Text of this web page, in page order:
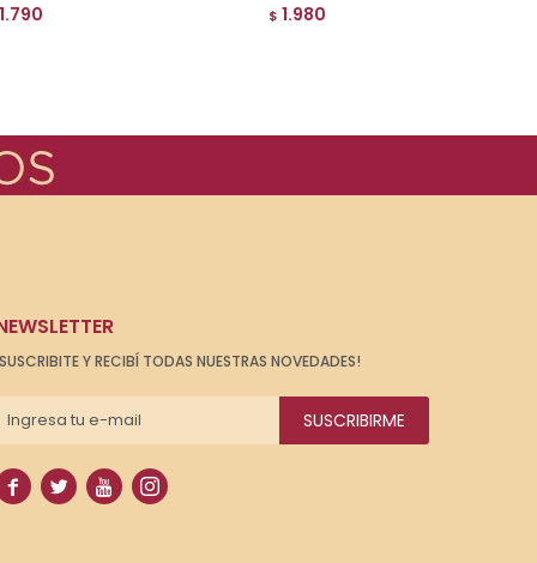
1.790 $ 1.980
Y RECIBÍ TODAS NUESTRAS NOVEDADES!
SUSCRIBIRME
   